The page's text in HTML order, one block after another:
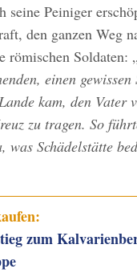
seine Peiniger
den ganzen Weg
römischen Soldaten:
einen gewissen
kam, den Vater
zu tragen. So
was Schädelstätte
zum